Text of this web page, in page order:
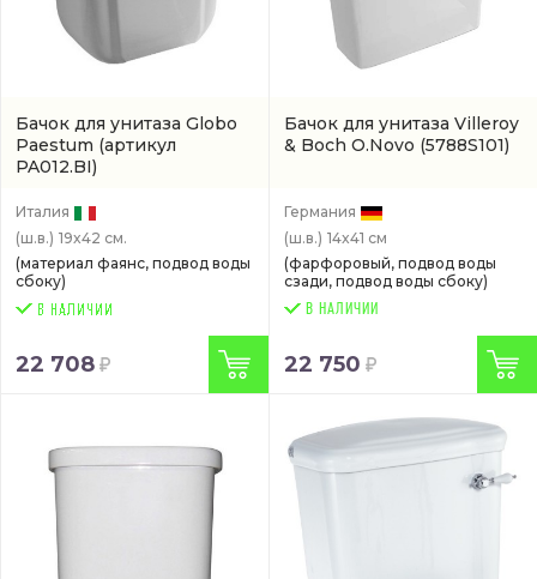
Бачок для унитаза Globo
Paestum (артикул
PA012.BI)
Италия
(ш.в.) 19x42 см.
(материал фаянс, подвод воды
сбоку)
22 708
Бачок для унитаза Villeroy
& Boch O.Novo (5788S101)
Германия
(ш.в.) 14x41 см
(фарфоровый, подвод воды
сзади, подвод воды сбоку)
В НАЛИЧИИ
22 750